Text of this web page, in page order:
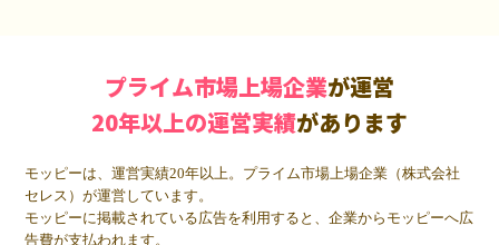
プライム市場上場企業が運営
20年以上の運営実績があります
モッピーは、運営実績20年以上。プライム市場上場企業（株式会社
セレス）が運営しています。
モッピーに掲載されている広告を利用すると、企業からモッピーへ広
告費が支払われます。